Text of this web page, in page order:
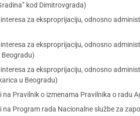
kod Dimitrovgrada)
za eksproprijaciju, odnosno
za eksproprijaciju, odnosno
Beogradu)
za eksproprijaciju, odnosno
u Beogradu)
na Pravilnik o izmenama Pravilnika o radu
na Program rada Nacionalne službe za